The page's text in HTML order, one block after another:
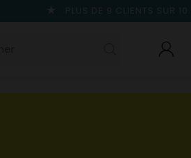
PLUS DE 9 CLIENTS SUR 10